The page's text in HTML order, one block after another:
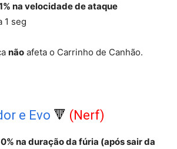
na velocidade de ataque
1 seg
não afeta o Carrinho de Canhão.
e Evo 🔻 (Nerf)
na duração da fúria (após sair da